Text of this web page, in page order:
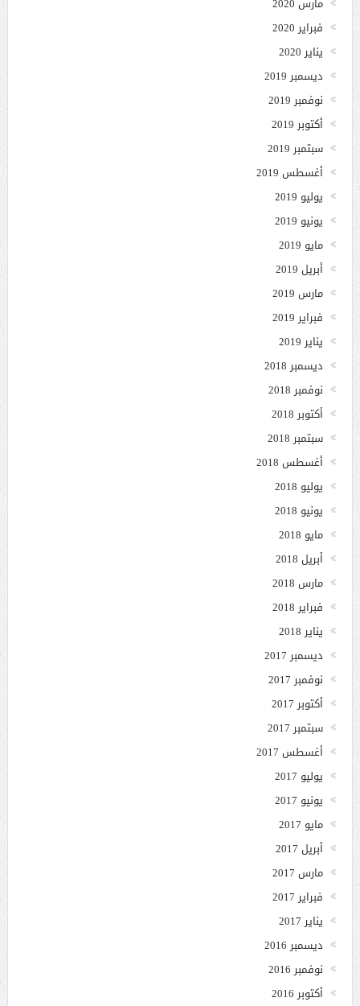
فبراير 2020
يناير 2020
ديسمبر 2019
نوفمبر 2019
أكتوبر 2019
سبتمبر 2019
أغسطس 2019
يوليو 2019
يونيو 2019
مايو 2019
أبريل 2019
مارس 2019
فبراير 2019
يناير 2019
ديسمبر 2018
نوفمبر 2018
أكتوبر 2018
سبتمبر 2018
أغسطس 2018
يوليو 2018
يونيو 2018
مايو 2018
أبريل 2018
مارس 2018
فبراير 2018
يناير 2018
ديسمبر 2017
نوفمبر 2017
أكتوبر 2017
سبتمبر 2017
أغسطس 2017
يوليو 2017
يونيو 2017
مايو 2017
أبريل 2017
مارس 2017
فبراير 2017
يناير 2017
ديسمبر 2016
نوفمبر 2016
أكتوبر 2016